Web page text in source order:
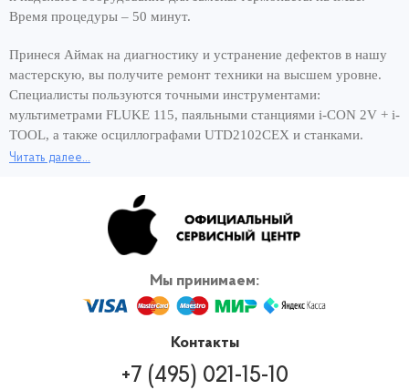
Время процедуры – 50 минут.
Принеся Аймак на диагностику и устранение дефектов в нашу
мастерскую, вы получите ремонт техники на высшем уровне.
Специалисты пользуются точными инструментами:
мультиметрами FLUKE 115, паяльными станциями i-CON 2V + i-
TOOL, а также осциллографами UTD2102CEX и станками.
вот составляющие быстрого ремонта за 1 день. Чтобы снова
пользоваться моноблоком и сэкономить своё время,
обращайтесь для замены термопасты на iMac к нам, в
официальный сервис Apple. Вернём работающее устройство в
кратчайшие сроки! И никаких переплат за скорость ремонта.
Читать далее...
Мы принимаем:
Контакты
+7 (495) 021-15-10